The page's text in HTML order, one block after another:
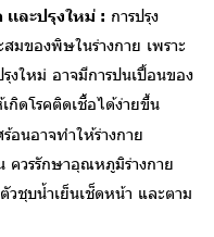
เละปรุงใหม่ : การปรุง
มของพิษในร่างกาย เพราะ
งใหม่ อาจมีการปนเปื้อนของ
กิดโรคติดเชื้อได้ง่ายขึ้น
อนอาจทำให้ร่างกาย
ควรรักษาอุณหภูมิร่างกาย
วชุบน้ำเย็นเช็ดหน้า และตาม